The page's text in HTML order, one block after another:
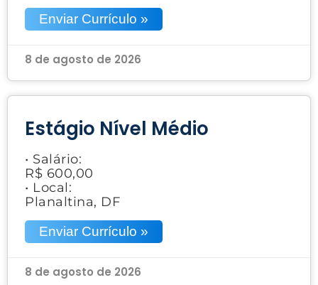
Enviar Currículo »
8 de agosto de 2026
Estágio Nível Médio
• Salário:
R$ 600,00
• Local:
Planaltina, DF
Enviar Currículo »
8 de agosto de 2026